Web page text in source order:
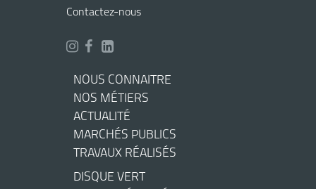
Contactez-nous
NOUS CONNAITRE
NOS MÉTIERS
ACTUALITÉ
MARCHÉS PUBLICS
TRAVAUX RÉALISÉS
DISQUE VERT